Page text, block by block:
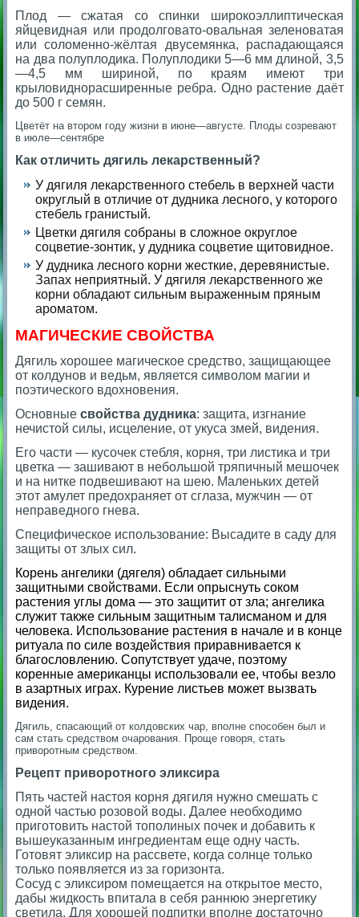
Плод — сжатая со спинки широкоэллиптическая
яйцевидная или продолговато-овальная зеленоватая
или соломенно-жёлтая двусемянка, распадающаяся
на два полуплодика. Полуплодики 5—6 мм длиной, 3,5
—4,5 мм шириной, по краям имеют три
крыловиднорасширенные ребра. Одно растение даёт
до 500 г семян.
Цветёт на втором году жизни в июне—августе. Плоды созревают
в июле—сентябре
Как отличить дягиль лекарственный?
У дягиля лекарственного стебель в верхней части
округлый в отличие от дудника лесного, у которого
стебель гранистый.
Цветки дягиля собраны в сложное округлое
соцветие-зонтик, у дудника соцветие щитовидное.
У дудника лесного корни жесткие, деревянистые.
Запах неприятный. У дягиля лекарственного же
корни обладают сильным выраженным пряным
ароматом.
МАГИЧЕСКИЕ СВОЙСТВА
Дягиль хорошее магическое средство, защищающее
от колдунов и ведьм, является символом магии и
поэтического вдохновения.
Основныесвойства дудника: защита, изгнание
нечистой силы, исцеление, от укуса змей, видения.
Его части — кусочек стебля, корня, три листика и три
цветка — зашивают в небольшой тряпичный мешочек
и на нитке подвешивают на шею. Маленьких детей
этот амулет предохраняет от сглаза, мужчин — от
неправедного гнева.
Специфическое использование: Высадите в саду для
защиты от злых сил.
Корень ангелики (дягеля) обладает сильными
защитными свойствами. Если опрыснуть соком
растения углы дома — это защитит от зла; ангелика
служит также сильным защитным талисманом и для
человека. Использование растения в начале и в конце
ритуала по силе воздействия приравнивается к
благословлению. Сопутствует удаче, поэтому
коренные американцы использовали ее, чтобы везло
в азартных играх. Курение листьев может вызвать
видения.
Дягиль, спасающий от колдовских чар, вполне способен был и
сам стать средством очарования. Проще говоря, стать
приворотным средством.
Рецепт приворотного эликсира
Пять частей настоя корня дягиля нужно смешать с
одной частью розовой воды. Далее необходимо
приготовить настой тополиных почек и добавить к
вышеуказанным ингредиентам еще одну часть.
Готовят эликсир на рассвете, когда солнце только
только появляется из за горизонта.
Сосуд с эликсиром помещается на открытое место,
дабы жидкость впитала в себя раннюю энергетику
светила. Для хорошей подпитки вполне достаточно